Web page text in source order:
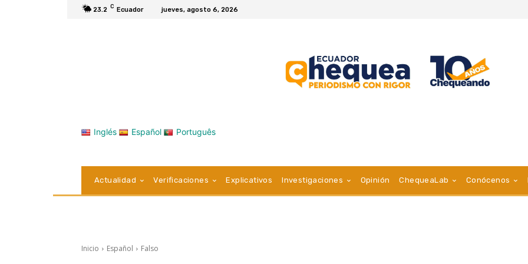
23.2 C Ecuador jueves, agosto 6, 2026
Inglés Español Português
Actualidad Verificaciones Explicativos Investigaciones Opinión ChequeaLab Conócenos
Inicio Español Falso